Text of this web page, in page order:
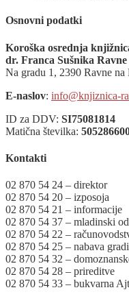
Osnovni podatki
Koroška osrednja
dr. Franca Sušnika
Na gradu 1, 2390 Ravne
E-naslov: info@knjiznica-
ID za DDV: SI75081814
Matična številka:
Kontakti
02 870 54 24 – direktor
02 870 54 20 – izposoja
02 870 54 21 – informacije
02 870 54 37 – mladinski
02 870 54 22 –
02 870 54 25 – nabava
02 870 54 32 –
02 870 54 28 – prireditve
02 870 54 33 – bukvarna